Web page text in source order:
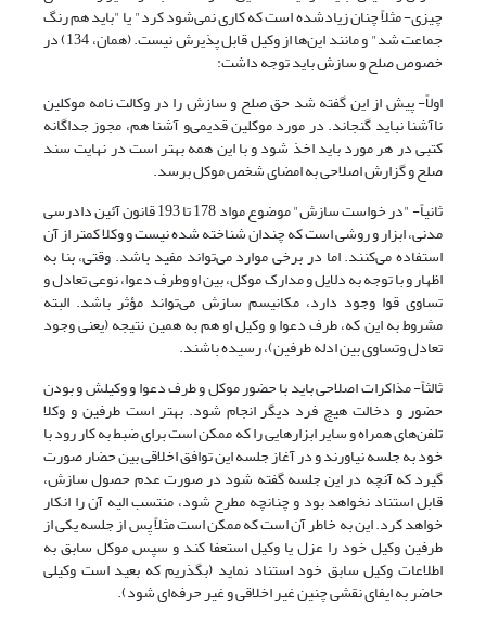
چیزی- مثلاً چنان زیادشده است که کاری نمی‌شود کرد" یا "باید هم رنگ
جماعت شد" و مانند این‌ها از وکیل قابل پذیرش نیست. (همان، 134) در
خصوص صلح و سازش باید توجه داشت:
اولاً- پیش از این گفته شد حق صلح و سازش را در وکالت نامه موکلین
ناآشنا نباید گنجاند. در مورد موکلین قدیمی‌‌و آشنا هم، مجوز جداگانه
کتبی در هر مورد باید اخذ شود و با این همه بهتر است در نهایت سند
صلح و گزارش اصلاحی به امضای شخص موکل برسد.
ثانیاً- "در خواست سازش" موضوع مواد 178 تا 193 قانون آئین دادرسی
مدنی، ابزار و روشی است که چندان شناخته شده نیست و وکلا کمتر از آن
استفاده می‌کنند. اما در برخی موارد می‌تواند مفید باشد. وقتی، بنا به
اظهار و با توجه به دلایل و مدارک موکل، بین او وطرف دعوا، نوعی تعادل و
تساوی قوا وجود دارد، مکانیسم سازش می‌تواند مؤثر باشد. البته
مشروط به این که، طرف دعوا و وکیل او هم به همین نتیجه (یعنی وجود
تعادل وتساوی بین ادله طرفین)، رسیده باشند.
ثالثاً- مذاکرات اصلاحی باید با حضور موکل و طرف دعوا و وکیلش و بودن
حضور و دخالت هیچ فرد دیگر انجام شود. بهتر است طرفین و وکلا
تلفن‌های همراه و سایر ابزارهایی را که ممکن است برای ضبط به کار رود با
خود به جلسه نیاورند و در آغاز جلسه این توافق اخلاقی بین حضار صورت
گیرد که آنچه در این جلسه گفته شود در صورت عدم حصول سازش،
قابل استناد نخواهد بود و چنانچه مطرح شود، منتسب الیه آن را انکار
خواهد کرد. این به خاطر آن است که ممکن است مثلاً پس از جلسه یکی از
طرفین وکیل خود را عزل یا وکیل استعفا کند و سپس موکل سابق به
اطلاعات وکیل سابق خود استناد نماید (بگذریم که بعید است وکیلی
حاضر به ایفای نقشی چنین غیر اخلاقی و غیر حرفه‌ای شود).